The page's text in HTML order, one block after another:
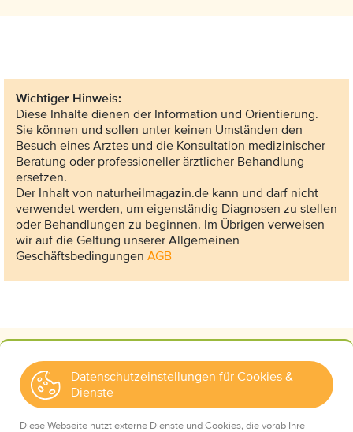
Wichtiger Hinweis:
Diese Inhalte dienen der Information und Orientierung.
Sie können und sollen unter keinen Umständen den
Besuch eines Arztes und die Konsultation medizinischer
Beratung oder professioneller ärztlicher Behandlung
ersetzen.
Der Inhalt von naturheilmagazin.de kann und darf nicht
verwendet werden, um eigenständig Diagnosen zu stellen
oder Behandlungen zu beginnen. Im Übrigen verweisen
wir auf die Geltung unserer Allgemeinen
Geschäftsbedingungen AGB
Datenschutzeinstellungen für Cookies &
Dienste
Diese Webseite nutzt externe Dienste und Cookies, die vorab Ihre